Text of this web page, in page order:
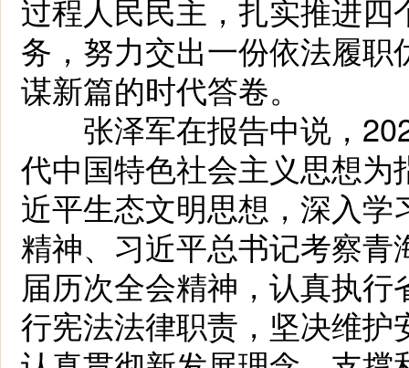
过程人民民主，扎实推进
务，努力交出一份依法履
谋新篇的时代答卷。
张泽军在报告中说，
代中国特色社会主义思想
近平生态文明思想，深入
精神、习近平总书记考察
届历次全会精神，认真执
行宪法法律职责，坚决维